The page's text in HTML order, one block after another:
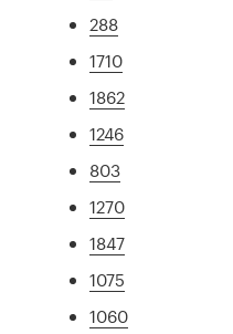
288
1710
1862
1246
803
1270
1847
1075
1060